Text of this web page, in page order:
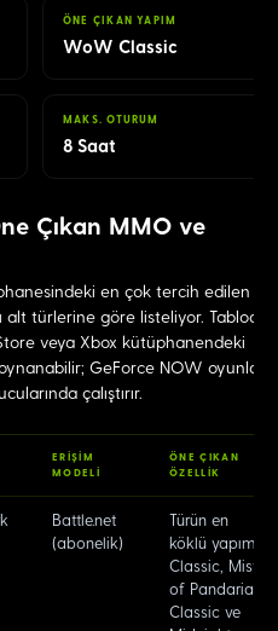
ÖNE ÇIKAN YAPIM
WoW Classic
MAKS. OTURUM
8 Saat
Çıkan MMO ve
en çok tercih edilen
alt türlerine göre listeliyor.
veya Xbox kütüphanendeki
GeForce NOW oyunları
çalıştırır.
ERIŞIM
MODELI
ÖNE ÇIKAN
ÖZELLIK
Battle.net
(abonelik)
Türün en
köklü yapımı;
Classic, Mists
of Pandaria
Classic ve